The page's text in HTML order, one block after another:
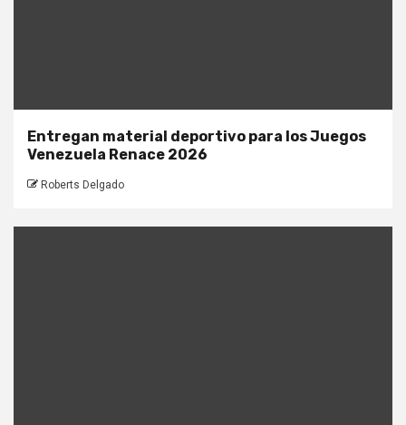
Entregan material deportivo para los Juegos
Venezuela Renace 2026
Roberts Delgado